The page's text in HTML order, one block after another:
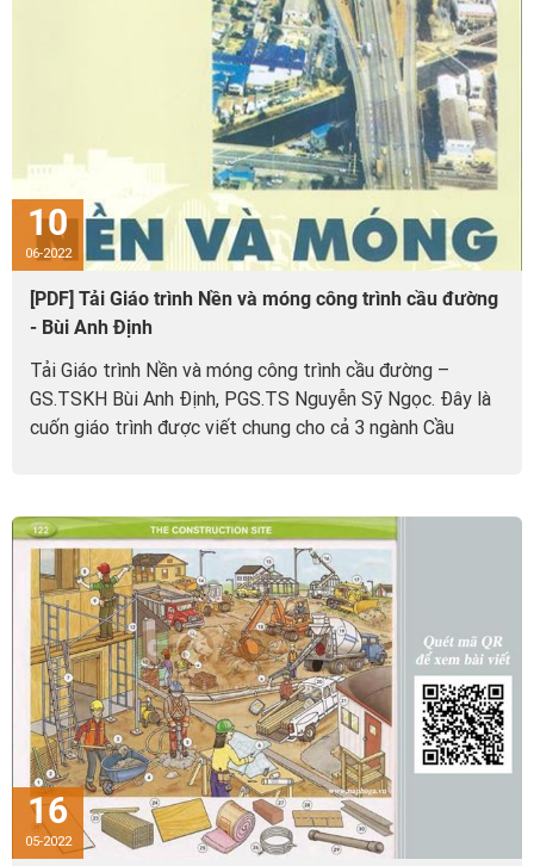
10
06-2022
[PDF] Tải Giáo trình Nền và móng công trình cầu đường
- Bùi Anh Định
Tải Giáo trình Nền và móng công trình cầu đường –
GS.TSKH Bùi Anh Định, PGS.TS Nguyễn Sỹ Ngọc. Đây là
cuốn giáo trình được viết chung cho cả 3 ngành Cầu
16
05-2022